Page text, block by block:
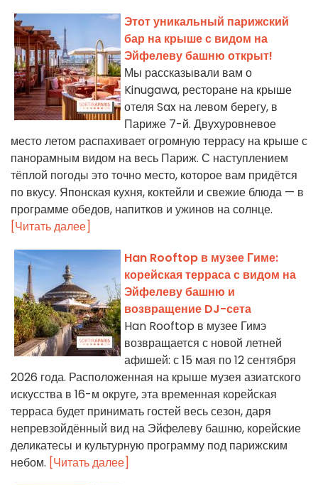
Этот уникальный парижский
бар на крыше с видом на
Эйфелеву башню открыт!
Мы рассказывали вам о
Kinugawa, ресторане на крыше
отеля Sax на левом берегу, в
Париже 7-й. Двухуровневое
место летом распахивает огромную террасу на крыше с
панорамным видом на весь Париж. С наступлением
тёплой погоды это точно место, которое вам придётся
по вкусу. Японская кухня, коктейли и свежие блюда — в
программе обедов, напитков и ужинов на солнце.
[Читать далее]
Han Rooftop в музее Гиме:
корейская терраса с видом на
Эйфелеву башню и
возвращение DJ-сета
Han Rooftop в музее Гимэ
возвращается с новой летней
афишей: с 15 мая по 12 сентября
2026 года. Расположенная на крыше музея азиатского
искусства в 16-м округе, эта временная корейская
терраса будет принимать гостей весь сезон, даря
непревзойдённый вид на Эйфелеву башню, корейские
деликатесы и культурную программу под парижским
небом. [Читать далее]